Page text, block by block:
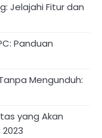
Jelajahi Fitur dan
Panduan
Mengunduh:
yang Akan